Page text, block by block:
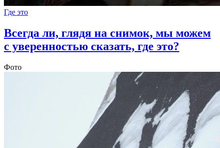
Где это
Всегда ли, глядя на снимок, мы можем
с уверенностью сказать, где это?
Фото